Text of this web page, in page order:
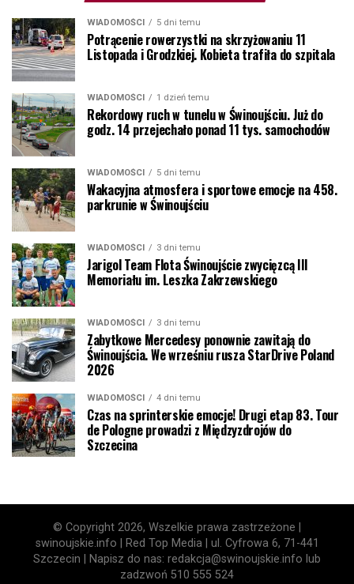
WIADOMOŚCI 5 dni temu
Potrącenie rowerzystki na skrzyżowaniu 11
Listopada i Grodzkiej. Kobieta trafiła do szpitala
WIADOMOŚCI 1 dzień temu
Rekordowy ruch w tunelu w Świnoujściu. Już do
godz. 14 przejechało ponad 11 tys. samochodów
WIADOMOŚCI 5 dni temu
Wakacyjna atmosfera i sportowe emocje na 458.
parkrunie w Świnoujściu
WIADOMOŚCI 3 dni temu
Jarigol Team Flota Świnoujście zwycięzcą III
Memoriału im. Leszka Zakrzewskiego
WIADOMOŚCI 3 dni temu
Zabytkowe Mercedesy ponownie zawitają do
Świnoujścia. We wrześniu rusza StarDrive Poland
2026
WIADOMOŚCI 4 dni temu
Czas na sprinterskie emocje! Drugi etap 83. Tour
de Pologne prowadzi z Międzyzdrojów do
Szczecina
© Copyright 2026, Wszelkie prawa zastrzeżone |
swinoujskie.info | Red Top Media | ul. Cyfrowa 6, 71-441
Szczecin | Napisz do nas: redakcja@swinoujskie.info lub
zadzwoń 510 555 524